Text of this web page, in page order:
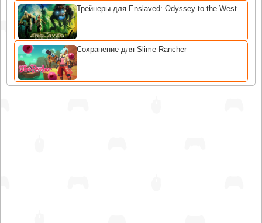
Трейнеры для Enslaved: Odyssey to the West
Сохранение для Slime Rancher